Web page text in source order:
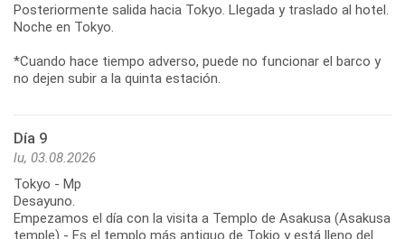
Posteriormente salida hacia Tokyo. Llegada y traslado al hotel.
Noche en Tokyo.
*Cuando hace tiempo adverso, puede no funcionar el barco y
no dejen subir a la quinta estación.
Día 9
lu, 03.08.2026
Tokyo - Mp
Desayuno.
Empezamos el día con la visita a Templo de Asakusa (Asakusa
temple) - Es el templo más antiguo de Tokio y está lleno del